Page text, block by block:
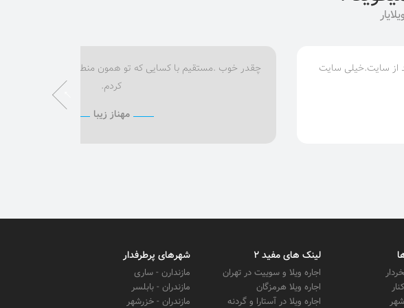
از سایت.خیلی سایت
چقدر خوب .مستقیم با کسایی که تو همون منطقه میخواستم ویلا
کردم.
مهناز زیبا
لینک های مفید 2
اجاره ویلا و سوییت در تهران
اجاره ویلا هرمزگان
اجاره ویلا در آستارا و گردنه
شهرهای پرطرفدار
مازندارن - ساری
مازندران - بابلسر
مازندران - خزرشهر